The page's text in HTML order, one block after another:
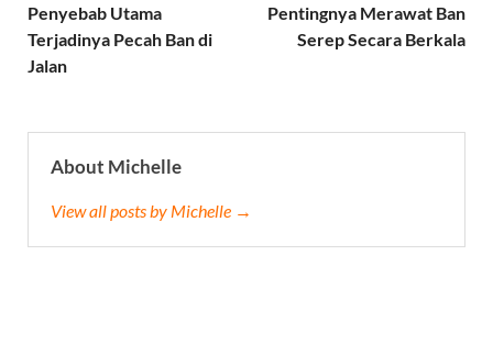
Penyebab Utama
Terjadinya Pecah Ban di
Jalan
Pentingnya Merawat Ban
Serep Secara Berkala
About Michelle
View all posts by Michelle →